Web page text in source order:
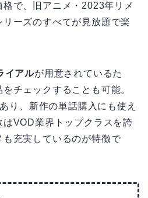
で、旧アニメ・2023年リメ
ーズのすべてが見放題で楽
イアルが用意されているた
チェックすることも可能。
り、新作の単話購入にも使え
はVOD業界トップクラスを誇
も充実しているのが特徴で